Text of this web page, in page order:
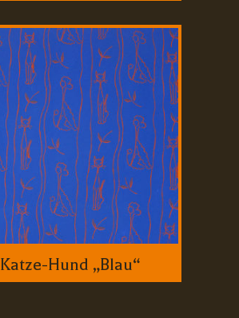
Katze-Hund „Blau“